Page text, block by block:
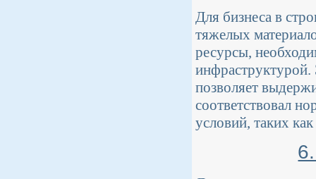
Для бизнеса в
тяжелых
ресурсы,
позволяет
соответствовал
условий, таких